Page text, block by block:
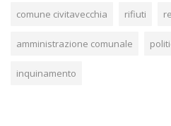
comune civitavecchia rifiuti
amministrazione comunale
inquinamento